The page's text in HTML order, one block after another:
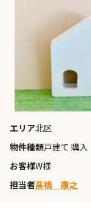
エリア北区
物件種類戸建て 購入
お客様W様
担当者髙橋 康之